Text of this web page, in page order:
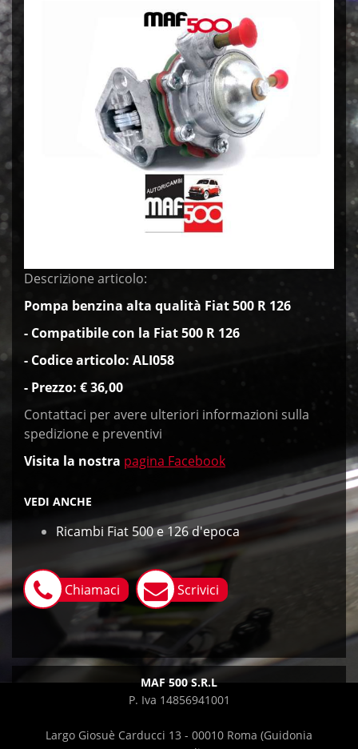
Descrizione articolo:
Pompa benzina alta qualità Fiat 500 R 126
- Compatibile con la Fiat 500 R 126
- Codice articolo: ALI058
- Prezzo: € 36,00
Contattaci per avere ulteriori informazioni sulla
spedizione e preventivi
Visita la nostra pagina Facebook
VEDI ANCHE
Ricambi Fiat 500 e 126 d'epoca
Chiamaci Scrivici
MAF 500 S.R.L
P. Iva 14856941001
Largo Giosuè Carducci 13 - 00010 Roma (Guidonia